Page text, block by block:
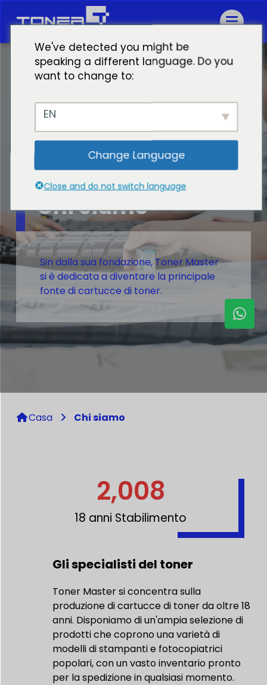
Chi siamo
Sin dalla sua fondazione, Toner Master
si è dedicata a diventare la principale
fonte di cartucce di toner.
Casa Chi siamo
2,008
18 anni Stabilimento
Gli specialisti del toner
Toner Master si concentra sulla
produzione di cartucce di toner da oltre 18
anni. Disponiamo di un'ampia selezione di
prodotti che coprono una varietà di
modelli di stampanti e fotocopiatrici
popolari, con un vasto inventario pronto
per la spedizione in qualsiasi momento.
We've detected you might be
speaking a different language. Do you
want to change to:
EN
Change Language
Close and do not switch language